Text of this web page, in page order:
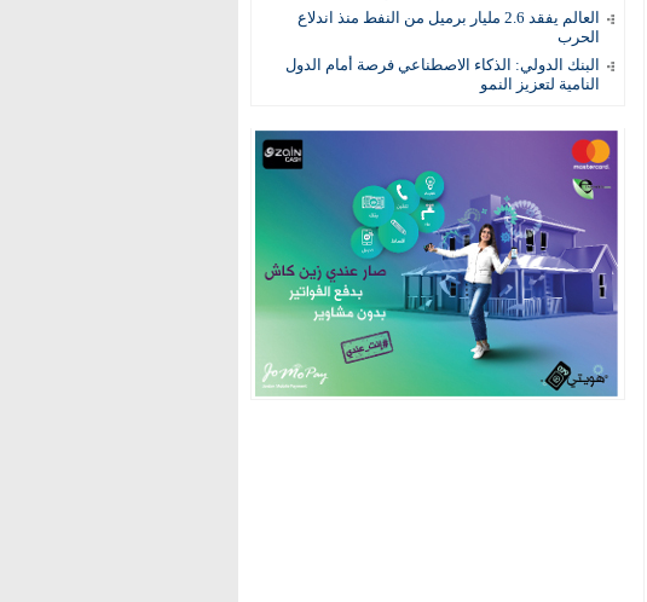
العالم يفقد 2.6 مليار برميل من النفط منذ اندلاع
الحرب
البنك الدولي: الذكاء الاصطناعي فرصة أمام الدول
النامية لتعزيز النمو